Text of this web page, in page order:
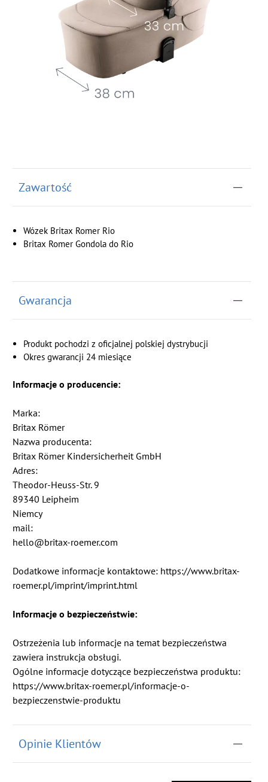
Zawartość
Wózek Britax Romer Rio
Britax Romer Gondola do Rio
Gwarancja
Produkt pochodzi z oficjalnej polskiej dystrybucji
Okres gwarancji 24 miesiące
Informacje o producencie:
Marka:
Britax Römer
Nazwa producenta:
Britax Römer Kindersicherheit GmbH
Adres:
Theodor-Heuss-Str. 9
89340 Leipheim
Niemcy
mail:
hello@britax-roemer.com
Dodatkowe informacje kontaktowe: https://www.britax-
roemer.pl/imprint/imprint.html
Informacje o bezpieczeństwie:
Ostrzeżenia lub informacje na temat bezpieczeństwa
zawiera instrukcja obsługi.
Ogólne informacje dotyczące bezpieczeństwa produktu:
https://www.britax-roemer.pl/informacje-o-
bezpieczenstwie-produktu
Opinie Klientów